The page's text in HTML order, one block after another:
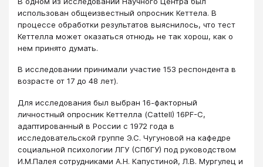
использован общеизвестный опросник Кеттела. В
процессе обработки результатов выяснилось, что тест
Кеттелла может оказаться отнюдь не так хорош, как о
нем принято думать.
В исследовании принимали участие 153 респондента в
возрасте от 17 до 48 лет).
Для исследования был выбран 16-факторный
личностный опросник Кеттелла (Cattell) 16PF-C,
адаптированный в России с 1972 года в
исследовательской группе Э.С. Чугуновой на кафедре
социальной психологии ЛГУ (СПбГУ) под руководством
И.М.Палея сотрудниками А.Н. Капустиной, Л.В. Мургулец и